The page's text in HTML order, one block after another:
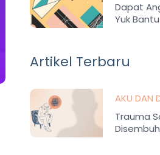
Dapat
Yuk
Artikel Terbaru
AKU DAN
Trauma